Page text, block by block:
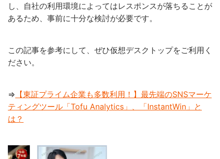
し、自社の利用環境によってはレスポンスが落ちることが
あるため、事前に十分な検討が必要です。
この記事を参考にして、ぜひ仮想デスクトップをご利用く
ださい。
⇒ 【東証プライム企業も多数利用！】最先端のSNSマーケ
ティングツール「Tofu Analytics」、「InstantWin」と
は？